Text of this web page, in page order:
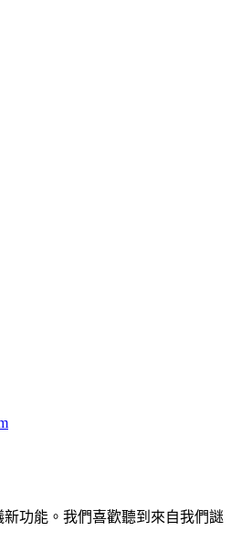
功能。我們喜歡聽到來自我們謎